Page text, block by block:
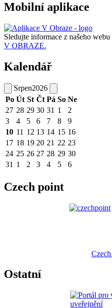
Mobilní aplikace
Sledujte informace z našeho webu
V OBRAZE.
Kalendář
Srpen2026
Po Út St Čt Pá So Ne
27 28 29 30 31 1
2
3
4 5 6 7 8
9
10 11 12 13 14 15 16
17 18 19 20 21 22 23
24 25 26 27 28 29 30
31 1 2 3 4 5 6
Czech point
Ostatní